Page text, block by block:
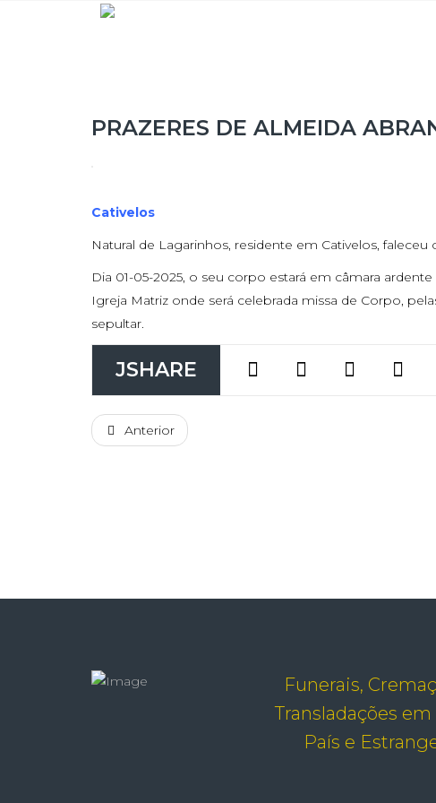
PRAZERES DE ALMEIDA
Cativelos
Natural de Lagarinhos, residente em Cativelos,
Dia 01-05-2025, o seu corpo estará em câmara
Igreja Matriz onde será celebrada missa de Corpo,
sepultar.
JSHARE
Anterior
Funerais,
Transladações
País e